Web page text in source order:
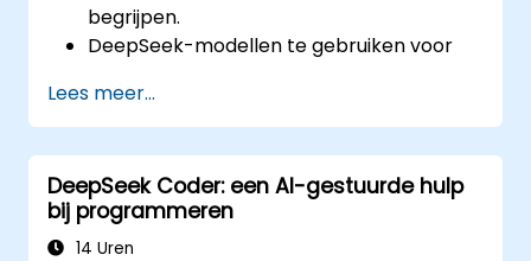
begrijpen.
DeepSeek-modellen te gebruiken voor
content.
AI-tools te integreren in bestaande
werkprocessen via platforms als Zapier,
Make en Notion.
Bedrijfsgegevens te analyseren en
bruikbare inzichten af te leiden met
Lees meer...
DeepSeek Coder: een AI-gestuurde hulp
bij programmeren
14 Uren